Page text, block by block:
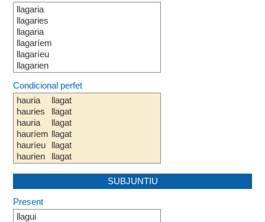
llagaria
llagaries
llagaria
llagaríem
llagaríeu
llagarien
Condicional perfet
hauria
hauries
hauria
hauríem
hauríeu
haurien
llagat
llagat
llagat
llagat
llagat
llagat
SUBJUNTIU
Present
llagui